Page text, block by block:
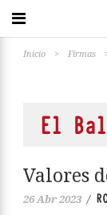
Inicio > Firmas
El
Valores
26 Abr 2023 /